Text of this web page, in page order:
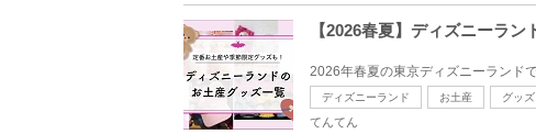
【2026春夏】ディズニーラ
2026年春夏の東京ディズニーランド
ディズニーランド お土産 グッズ
てんてん